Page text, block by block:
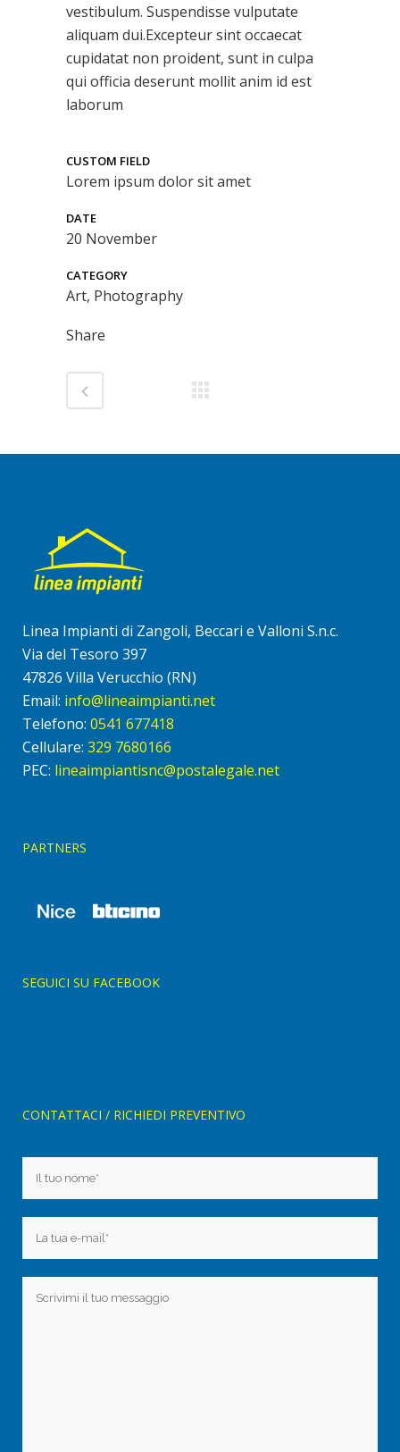
vestibulum. Suspendisse vulputate
aliquam dui.Excepteur sint occaecat
cupidatat non proident, sunt in culpa
qui officia deserunt mollit anim id est
laborum
CUSTOM FIELD
Lorem ipsum dolor sit amet
DATE
20 November
CATEGORY
Art, Photography
Share
Linea Impianti di Zangoli, Beccari e Valloni S.n.c.
Via del Tesoro 397
47826 Villa Verucchio (RN)
Email: info@lineaimpianti.net
Telefono: 0541 677418
Cellulare: 329 7680166
PEC: lineaimpiantisnc@postalegale.net
PARTNERS
SEGUICI SU FACEBOOK
CONTATTACI / RICHIEDI PREVENTIVO